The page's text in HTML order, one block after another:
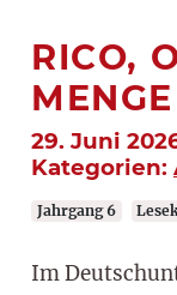
RICO,
29. Juni
Kategorien:
Jahrgang 6
Im